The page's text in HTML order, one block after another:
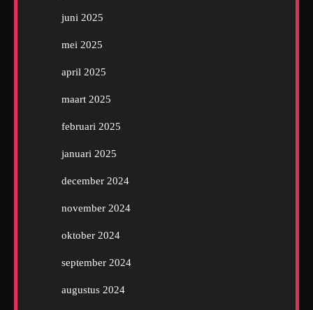
juni 2025
mei 2025
april 2025
maart 2025
februari 2025
januari 2025
december 2024
november 2024
oktober 2024
september 2024
augustus 2024